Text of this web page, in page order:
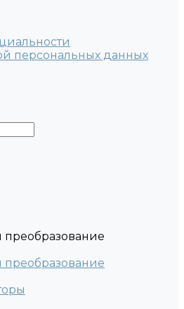
персональных данных